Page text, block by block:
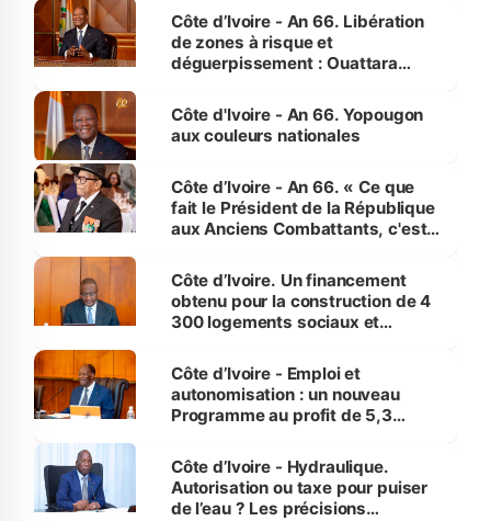
milieu des sinistrés
Côte d’Ivoire - An 66. Libération
de zones à risque et
déguerpissement : Ouattara
l'Etat de droit pour préserver les
vies humaines »
Côte d'Ivoire - An 66. Yopougon
aux couleurs nationales
Côte d’Ivoire - An 66. « Ce que
fait le Président de la République
aux Anciens Combattants, c'est
Côte d’Ivoire. Un financement
obtenu pour la construction de 4
300 logements sociaux et
et Yamoussoukro
Côte d’Ivoire - Emploi et
autonomisation : un nouveau
Programme au profit de 5,3
Côte d’Ivoire - Hydraulique.
Autorisation ou taxe pour puiser
de l’eau ? Les précisions